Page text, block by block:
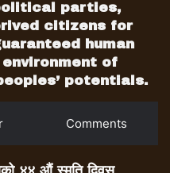
परिपाटीमा
ताजा जनादेश लिन
स्थिरता र कथित
पाउने अधिकार वा
गरेको छ ।
parties,
citizens for
human
of
potentials.
Comments